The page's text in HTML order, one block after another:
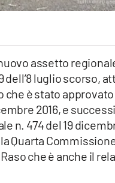
assetto
luglio scorso,
che è stato
2016, e
n. 474 del 19
Quarta
che è anche il